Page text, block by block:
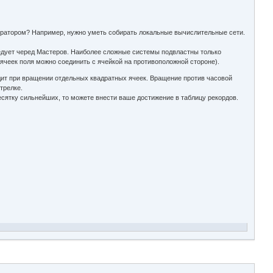
Например, нужно уметь собирать локальные вычислительные сети.
черед Мастеров. Наиболее сложные системы подвластны только
поля можно соединить с ячейкой на противоположной стороне).
при вращении отдельных квадратных ячеек. Вращение против часовой
сильнейших, то можете внести ваше достижение в таблицу рекордов.